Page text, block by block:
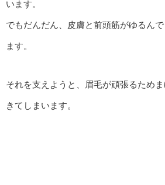
います。
でもだんだん、皮膚と前頭筋がゆるん
ます。
それを支えようと、眉毛が頑張るため
きてしまいます。